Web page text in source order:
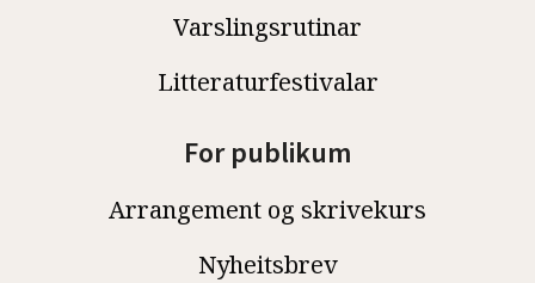
Varslingsrutinar
Litteraturfestivalar
For publikum
Arrangement og skrivekurs
Nyheitsbrev